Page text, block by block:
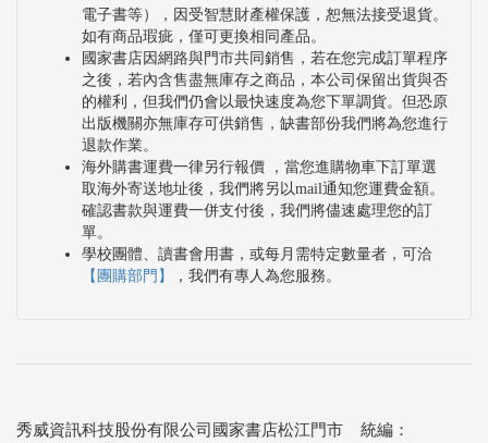
電子書等），因受智慧財產權保護，恕無法接受退貨。
如有商品瑕疵，僅可更換相同產品。
國家書店因網路與門市共同銷售，若在您完成訂單程序
之後，若內含售盡無庫存之商品，本公司保留出貨與否
的權利，但我們仍會以最快速度為您下單調貨。但恐原
出版機關亦無庫存可供銷售，缺書部份我們將為您進行
退款作業。
海外購書運費一律另行報價 ，當您進購物車下訂單選
取海外寄送地址後，我們將另以mail通知您運費金額。
確認書款與運費一併支付後，我們將儘速處理您的訂
單。
學校團體、讀書會用書，或每月需特定數量者，可洽
【團購部門】
，我們有專人為您服務。
秀威資訊科技股份有限公司國家書店松江門市 統編：